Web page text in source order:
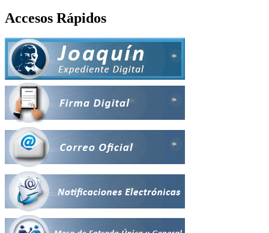
Accesos Rápidos